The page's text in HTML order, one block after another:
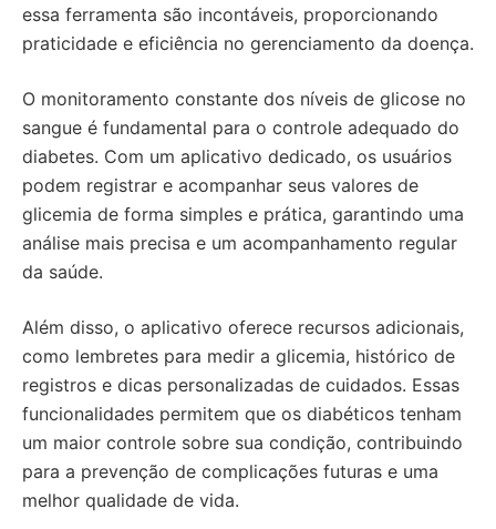
essa ferramenta são incontáveis, proporcionando
praticidade e eficiência no gerenciamento da doença.
O monitoramento constante dos níveis de glicose no
sangue é fundamental para o controle adequado do
diabetes. Com um aplicativo dedicado, os usuários
podem registrar e acompanhar seus valores de
glicemia de forma simples e prática, garantindo uma
análise mais precisa e um acompanhamento regular
da saúde.
Além disso, o aplicativo oferece recursos adicionais,
como lembretes para medir a glicemia, histórico de
registros e dicas personalizadas de cuidados. Essas
funcionalidades permitem que os diabéticos tenham
um maior controle sobre sua condição, contribuindo
para a prevenção de complicações futuras e uma
melhor qualidade de vida.